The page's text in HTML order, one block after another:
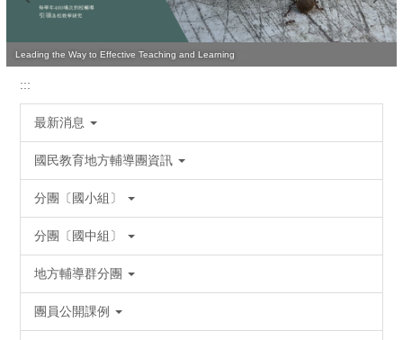
Leading the Way to Effective Teaching and Learning
:::
最新消息
國民教育地方輔導團資訊
分團〔國小組〕
分團〔國中組〕
地方輔導群分團
團員公開課例